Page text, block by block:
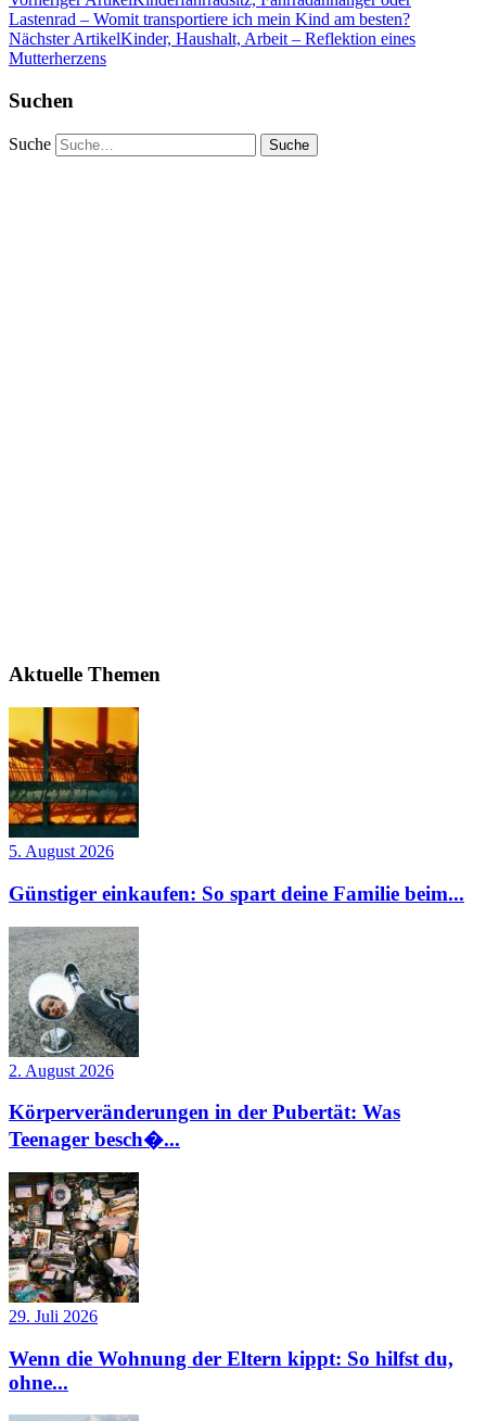
Lastenrad – Womit transportiere ich mein Kind am besten?
Nächster ArtikelKinder, Haushalt, Arbeit – Reflektion eines
Mutterherzens
Suchen
Suche
Aktuelle Themen
5. August 2026
Günstiger einkaufen: So spart deine Familie beim...
2. August 2026
Körperveränderungen in der Pubertät: Was
Teenager besch�...
29. Juli 2026
Wenn die Wohnung der Eltern kippt: So hilfst du,
ohne...